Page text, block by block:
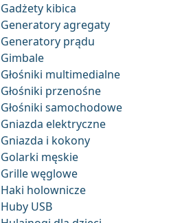
Gadżety kibica
Generatory agregaty
Generatory prądu
Gimbale
Głośniki multimedialne
Głośniki przenośne
Głośniki samochodowe
Gniazda elektryczne
Gniazda i kokony
Golarki męskie
Grille węglowe
Haki holownicze
Huby USB